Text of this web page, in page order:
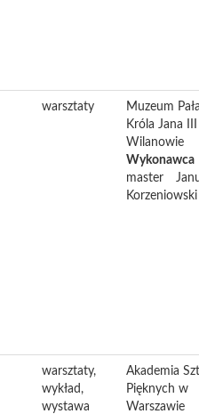
warsztaty
Muzeum
Króla Jana
Wilanowie
Wykonawca
master
Korzeniowski
warsztaty,
wykład,
wystawa
Akademia
Pięknych w
Warszawie